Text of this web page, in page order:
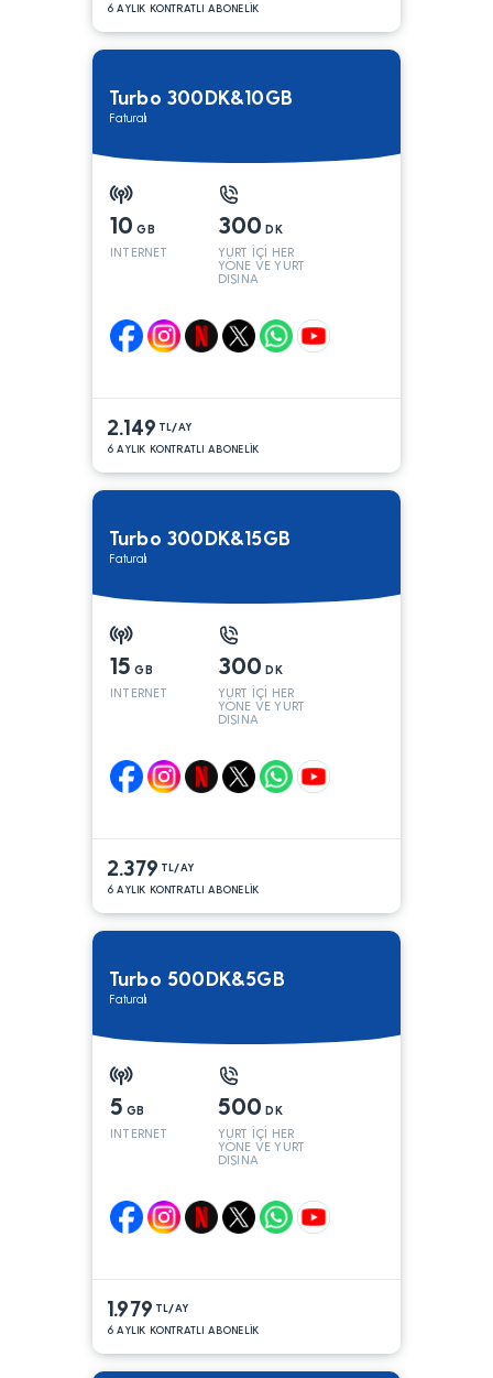
6 AYLIK KONTRATLI ABONELİK
Turbo 300DK&10GB
Faturalı
10 GB
INTERNET
300 DK
YURT İÇİ HER
YÖNE VE YURT
DIŞINA
2.149 TL/AY
6 AYLIK KONTRATLI ABONELİK
Turbo 300DK&15GB
Faturalı
15 GB
INTERNET
300 DK
YURT İÇİ HER
YÖNE VE YURT
DIŞINA
2.379 TL/AY
6 AYLIK KONTRATLI ABONELİK
Turbo 500DK&5GB
Faturalı
5 GB
INTERNET
500 DK
YURT İÇİ HER
YÖNE VE YURT
DIŞINA
1.979 TL/AY
6 AYLIK KONTRATLI ABONELİK